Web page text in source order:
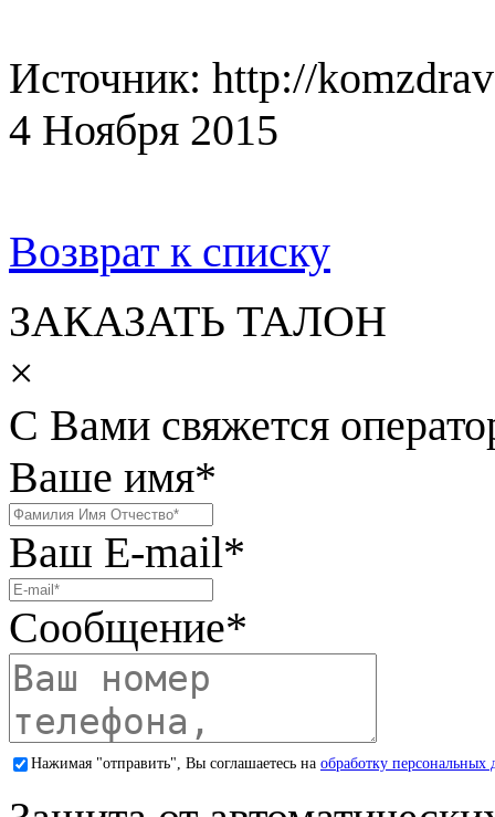
Источник: http://
4 Ноября 2015
Возврат к списку
ЗАКАЗАТЬ ТАЛОН
×
С Вами свяжется
Ваше имя*
Ваш E-mail*
Сообщение*
Нажимая "отправить", Вы соглашаетесь на обработку персональных